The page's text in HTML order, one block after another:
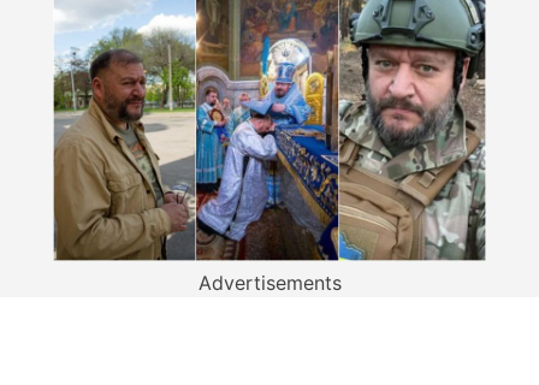
Advertisements